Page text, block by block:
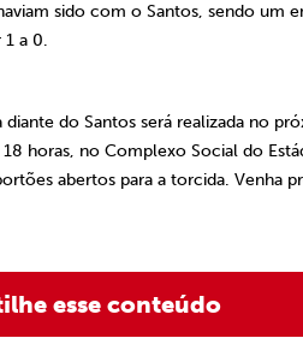
sido com o Santos, sendo um
a 0.
diante do Santos será realizada no
horas, no Complexo Social do
abertos para a torcida. Venha
esse conteúdo